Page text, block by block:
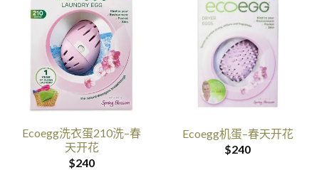
Ecoegg洗衣蛋210洗–春
天开花
$240
Ecoegg机蛋–春天开花
$240